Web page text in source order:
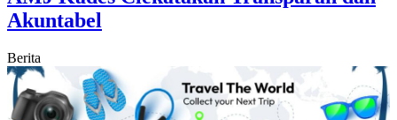
Akuntabel
Berita